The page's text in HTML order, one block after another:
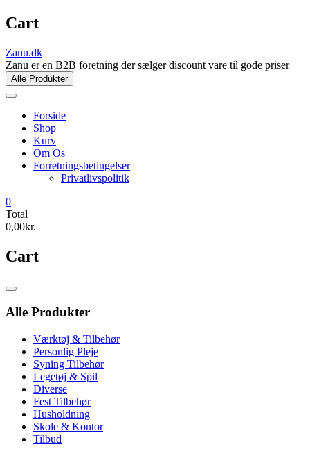
Cart
Zanu.dk
Zanu er en B2B foretning der sælger discount vare til gode priser
Alle Produkter
Forside
Shop
Kurv
Om Os
Forretningsbetingelser
Privatlivspolitik
0
Total
0,00kr.
Cart
Catalog
Alle Produkter
Værktøj & Tilbehør
Personlig Pleje
Syning Tilbehør
Legetøj & Spil
Diverse
Fest Tilbehør
Husholdning
Skole & Kontor
Tilbud